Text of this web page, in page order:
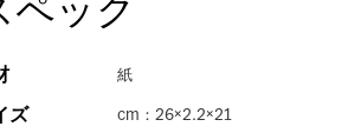
ペック
紙
ズ cm：26×2.2×21